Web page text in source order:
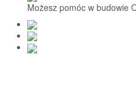
Nasi Beneficjenci
Ośrodek Reh-Szkol
Sprawozdania
Możesz pomóc w budowie